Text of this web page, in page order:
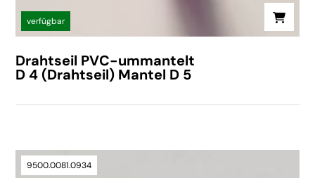
verfügbar
Drahtseil PVC-ummantelt
D 4 (Drahtseil) Mantel D 5
9500.0081.0934